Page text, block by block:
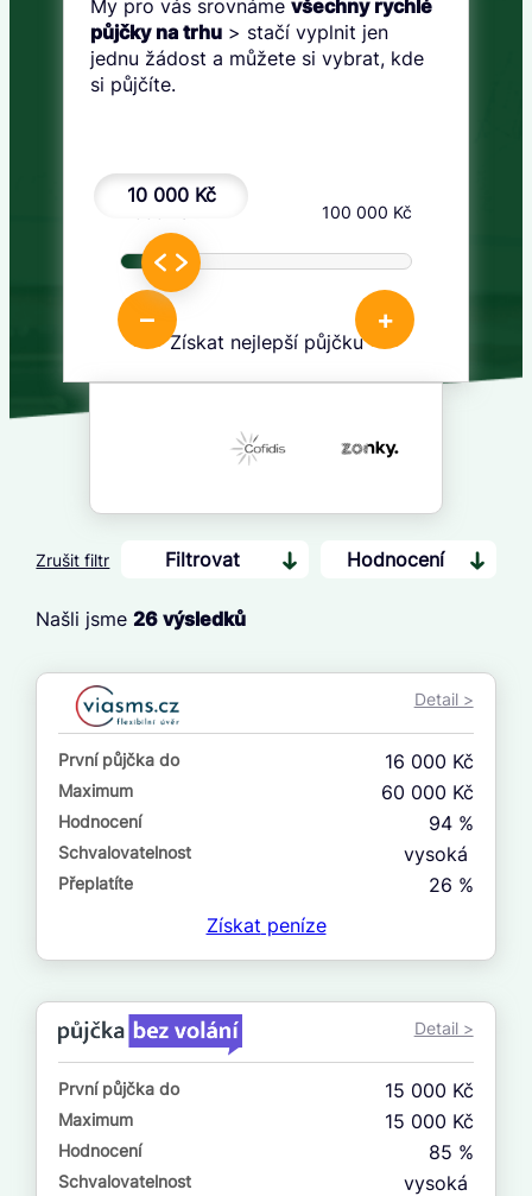
My pro vás srovnámevšechny rychlé
půjčky na trhu > stačí vyplnit jen
jednu žádost a můžete si vybrat, kde
si půjčíte.
10 000 Kč
– +
100 000 Kč
Získat nejlepší půjčku
Zrušit filtr Filtrovat Hodnocení
Od
Do
První půjčka zdarma
–
ano
Ve zkušebce
ano
ne
V exekuci
ano
ne
Našli jsme26 výsledků
Detail >
První půjčka do 16 000 Kč
Maximum 60 000 Kč
Hodnocení 94 %
Schvalovatelnost vysoká
Přeplatíte
26 %
Získat peníze
Detail >
První půjčka do 15 000 Kč
Maximum 15 000 Kč
Hodnocení 85 %
Schvalovatelnost vysoká